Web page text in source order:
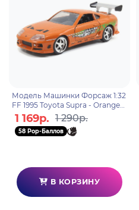
Модель Машинки Форсаж 1:32
FF 1995 Toyota Supra - Orange
97345
1 169р. 1 290р.
58 Pop-Баллов
В КОРЗИНУ